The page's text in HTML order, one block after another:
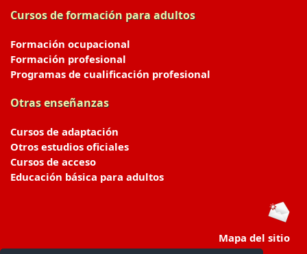
Cursos de formación para adultos
Formación ocupacional
Formación profesional
Programas de cualificación profesional
Otras enseñanzas
Cursos de adaptación
Otros estudios oficiales
Cursos de acceso
Educación básica para adultos
Mapa del sitio